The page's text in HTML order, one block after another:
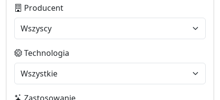
Producent
Technologia